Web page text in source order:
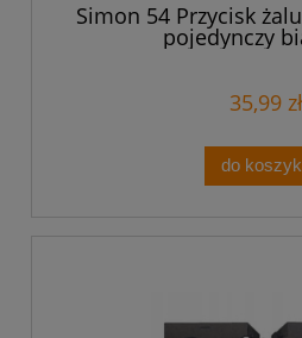
Simon 54 Przycisk
pojedynczy
35,99 zł
do